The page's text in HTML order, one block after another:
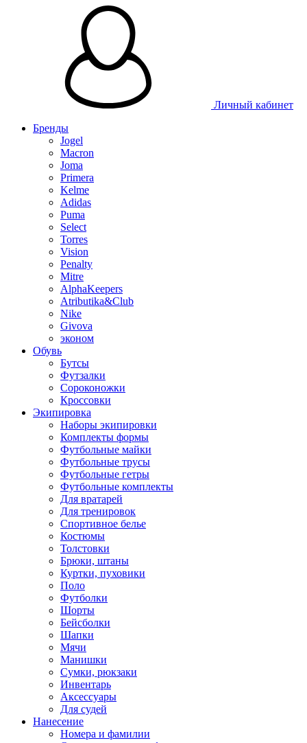
Личный кабинет
Бренды
Jogel
Macron
Joma
Primera
Kelme
Adidas
Puma
Select
Torres
Vision
Penalty
Mitre
AlphaKeepers
Atributika&Club
Nike
Givova
эконом
Обувь
Бутсы
Футзалки
Сороконожки
Кроссовки
Экипировка
Наборы экипировки
Комплекты формы
Футбольные майки
Футбольные трусы
Футбольные гетры
Футбольные комплекты
Для вратарей
Для тренировок
Спортивное белье
Костюмы
Толстовки
Брюки, штаны
Куртки, пуховики
Поло
Футболки
Шорты
Бейсболки
Шапки
Мячи
Манишки
Сумки, рюкзаки
Инвентарь
Аксессуары
Для судей
Нанесение
Номера и фамилии
Таблица размеров